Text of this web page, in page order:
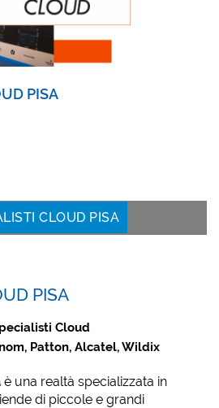
PISA
CLOUD PISA
PISA
Cloud
Patton, Alcatel, Wildix
è una realtà specializzata in
di piccole e grandi